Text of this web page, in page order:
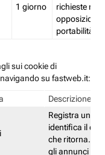
1 giorno
richieste
opposizione
portabilità
sui cookie di
su fastweb.it:
Descrizione
Registra un ID
identifica il
che ritorna.
gli annunci